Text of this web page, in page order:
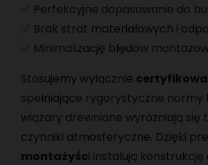
✅ Perfekcyjne dopasowanie do
✅ Brak strat materiałowych i
✅ Minimalizację błędów
Stosujemy wyłącznie
spełniające rygorystyczne normy
wiązary drewniane wyróżniają się
czynniki atmosferyczne. Dzięki
montażyści instalują